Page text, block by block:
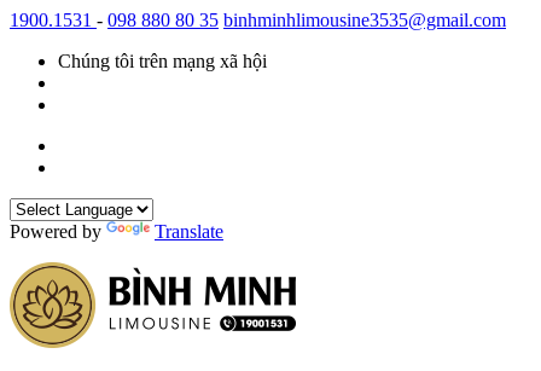
1900.1531 - 098 880 80 35 binhminhlimousine3535@gmail.com
Chúng tôi trên mạng xã hội
Powered by Translate